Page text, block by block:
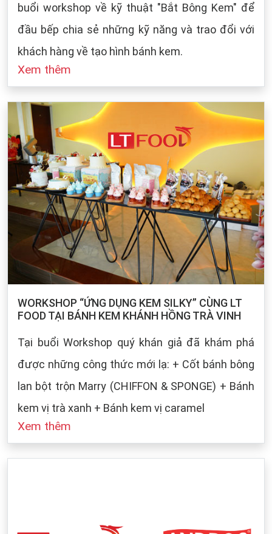
buổi workshop về kỹ thuật "Bắt Bông Kem" để
đầu bếp chia sẻ những kỹ năng và trao đổi với
khách hàng về tạo hình bánh kem.
Xem thêm
WORKSHOP “ỨNG DỤNG KEM SILKY” CÙNG LT
FOOD TẠI BÁNH KEM KHÁNH HỒNG TRÀ VINH
Tại buổi Workshop quý khán giả đã khám phá
được những công thức mới lạ: + Cốt bánh bông
lan bột trộn Marry (CHIFFON & SPONGE) + Bánh
kem vị trà xanh + Bánh kem vị caramel
Xem thêm